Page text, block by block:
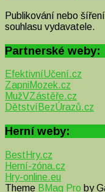
Publikování nebo
souhlasu vydavatele.
Partnerské weby:
EfektivníUčení.cz
ZapniMozek.cz
MužVZástěře.cz
DětstvíBezÚrazů.cz
Herní weby:
BestHry.cz
Herní-zóna.cz
Hry-online.eu
Theme BMag Pro by